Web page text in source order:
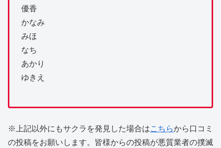
優香
かなみ
みほ
なち
あかり
ゆきえ
※上記以外にもサクラを発見した場合はこちらから口コミ
の投稿をお願いします。皆様からの投稿が悪質業者の撲滅